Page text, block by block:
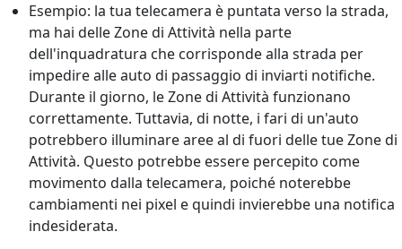
Esempio: la tua telecamera è puntata verso la strada,
ma hai delle Zone di Attività nella parte
dell'inquadratura che corrisponde alla strada per
impedire alle auto di passaggio di inviarti notifiche.
Durante il giorno, le Zone di Attività funzionano
correttamente. Tuttavia, di notte, i fari di un'auto
potrebbero illuminare aree al di fuori delle tue Zone di
Attività. Questo potrebbe essere percepito come
movimento dalla telecamera, poiché noterebbe
cambiamenti nei pixel e quindi invierebbe una notifica
indesiderata.